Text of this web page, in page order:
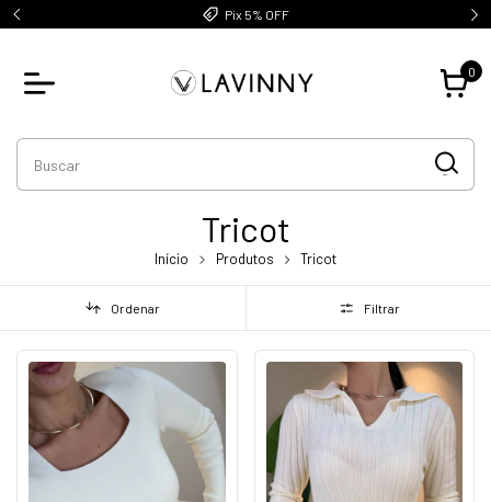
Pix 5% OFF
0
Tricot
Início Produtos Tricot
Ordenar Filtrar